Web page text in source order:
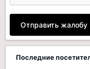
Отправить жалобу
Последние